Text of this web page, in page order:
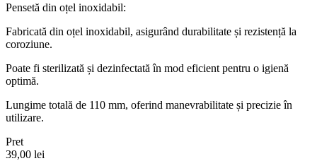
Pensetă din oțel inoxidabil:
Fabricată din oțel inoxidabil, asigurând durabilitate și rezistență la
coroziune.
Poate fi sterilizată și dezinfectată în mod eficient pentru o igienă
optimă.
Lungime totală de 110 mm, oferind manevrabilitate și precizie în
utilizare.
Pret
39,00 lei